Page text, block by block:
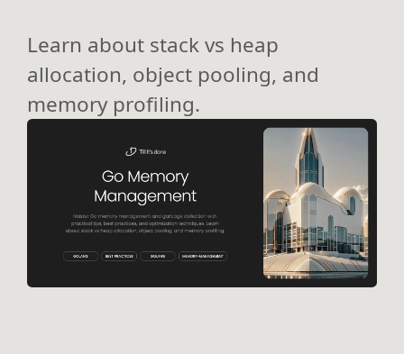
Learn about stack vs heap
allocation, object pooling, and
memory profiling.